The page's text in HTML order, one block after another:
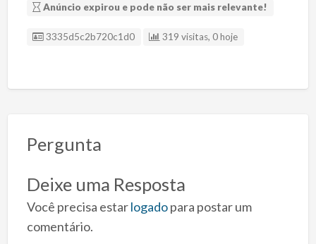
Anúncio expirou e pode não ser mais relevante!
ID Anúncio
3335d5c2b720c1d0 319 visitas, 0 hoje
Pergunta
Deixe uma Resposta
Você precisa estarlogadopara postar um
comentário.